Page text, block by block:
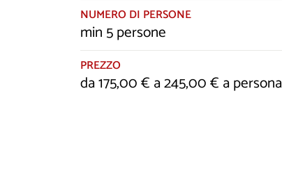
NUMERO DI PERSONE
min 5 persone
PREZZO
da 175,00 € a 245,00 € a persona